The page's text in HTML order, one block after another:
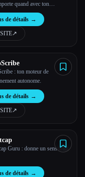
quand avec ton
IA personnel
de détails →
↗︎
: ton moteur de
autonome.
de détails →
↗︎
Guru : donne un sens à tes
de détails →